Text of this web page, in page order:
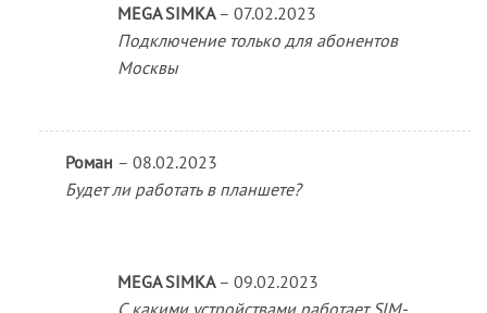
MEGA SIMKA – 07.02.2023
Подключение только для абонентов
Москвы
Роман – 08.02.2023
Будет ли работать в планшете?
MEGA SIMKA – 09.02.2023